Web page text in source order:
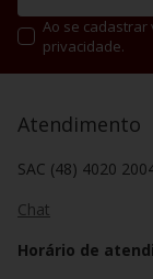
Ao se cadastrar
privacidade.
Atendimento
SAC (48) 4020
Chat
Horário de